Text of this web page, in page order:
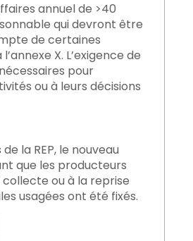
annuel de >40
qui devront être
de certaines
X. L’exigence de
pour
ou à leurs décisions
la REP, le nouveau
que les producteurs
ou à la reprise
usagées ont été fixés.